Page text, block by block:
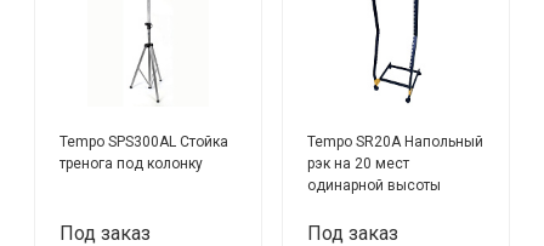
Tempo SPS300AL Стойка
тренога под колонку
Под заказ
Tempo SR20A Напольный
рэк на 20 мест
одинарной высоты
Под заказ